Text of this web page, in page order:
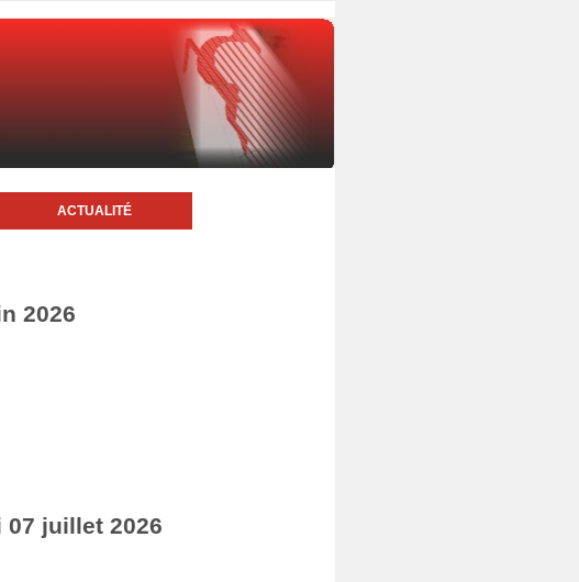
ACTUALITÉ
2026
07 juillet 2026